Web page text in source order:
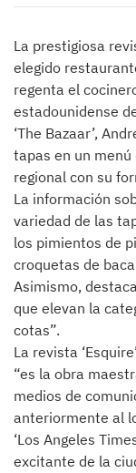
La prestigiosa
elegido
regenta el
estadounidense
‘The Bazaar’,
tapas en un
regional con su
La información
variedad de las
los pimientos de
croquetas de
Asimismo,
que elevan la
cotas”.
La revista
“es la obra
medios de
anteriormente al
‘Los Angeles
excitante de la